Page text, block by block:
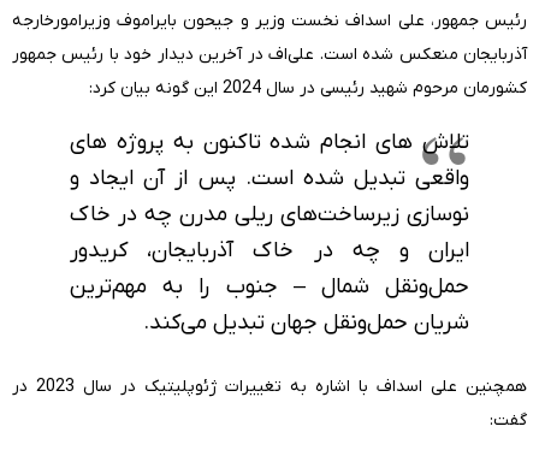
رئیس جمهور، علی اسداف نخست وزیر و جیحون بایراموف وزیرامورخارجه
آذربایجان منعکس شده است. علی‌اف در آخرین دیدار خود با رئیس جمهور
کشورمان مرحوم شهید رئیسی در سال 2024 این گونه بیان کرد:
تلاش های انجام شده تاکنون به پروژه های
واقعی تبدیل شده است. پس از آن ایجاد و
نوسازی زیرساخت‌های ریلی مدرن چه در خاک
ایران و چه در خاک آذربایجان، کریدور
حمل‌ونقل شمال – جنوب را به مهم‌ترین
شریان حمل‌ونقل جهان تبدیل می‌کند.
همچنین علی اسداف با اشاره به تغییرات ژئوپلیتیک در سال 2023 در
گفت: